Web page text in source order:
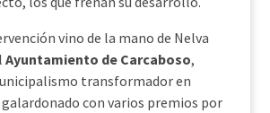
vino de la mano de Nelva
Ayuntamiento de Carcaboso,
transformador en
con varios premios por